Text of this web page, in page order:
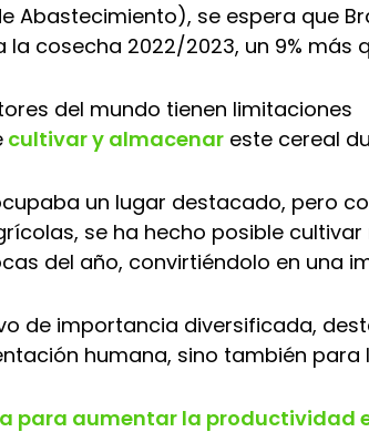
Abastecimiento), se espera que
cosecha 2022/2023, un 9% más
del mundo tienen limitaciones
cultivar y almacenar este cereal
un lugar destacado, pero
se ha hecho posible cultivar
del año, convirtiéndolo en una
de importancia diversificada,
humana, sino también para
para aumentar la productividad